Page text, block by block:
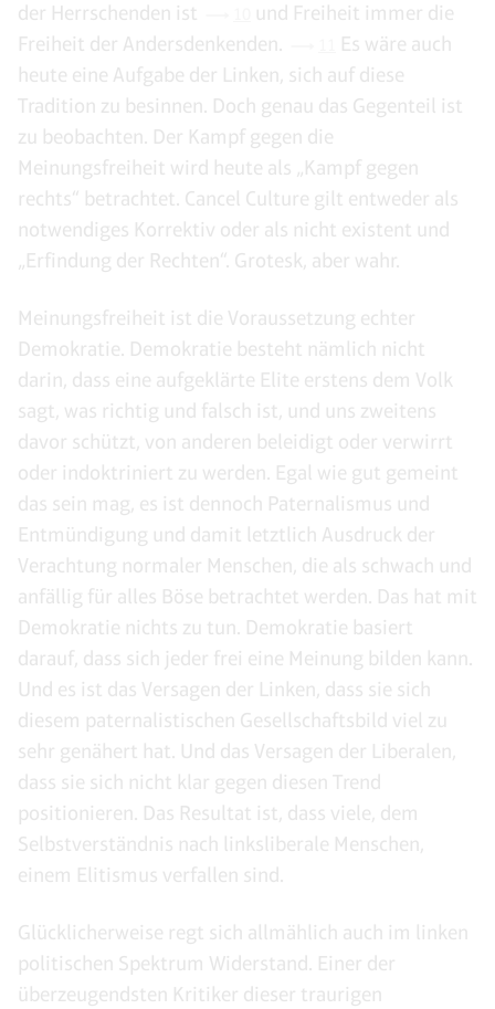
der Herrschenden ist
und Freiheit immer die
Freiheit der Andersdenkenden.
Es wäre auch
heute eine Aufgabe der Linken, sich auf diese
Tradition zu besinnen. Doch genau das Gegenteil ist
zu beobachten. Der Kampf gegen die
Meinungsfreiheit wird heute als „Kampf gegen
rechts“ betrachtet. Cancel Culture gilt entweder als
notwendiges Korrektiv oder als nicht existent und
„Erfindung der Rechten“. Grotesk, aber wahr.
Meinungsfreiheit ist die Voraussetzung echter
Demokratie. Demokratie besteht nämlich nicht
darin, dass eine aufgeklärte Elite erstens dem Volk
sagt, was richtig und falsch ist, und uns zweitens
davor schützt, von anderen beleidigt oder verwirrt
oder indoktriniert zu werden. Egal wie gut gemeint
das sein mag, es ist dennoch Paternalismus und
Entmündigung und damit letztlich Ausdruck der
Verachtung normaler Menschen, die als schwach und
anfällig für alles Böse betrachtet werden. Das hat mit
Demokratie nichts zu tun. Demokratie basiert
darauf, dass sich jeder frei eine Meinung bilden kann.
Und es ist das Versagen der Linken, dass sie sich
diesem paternalistischen Gesellschaftsbild viel zu
sehr genähert hat. Und das Versagen der Liberalen,
dass sie sich nicht klar gegen diesen Trend
positionieren. Das Resultat ist, dass viele, dem
Selbstverständnis nach linksliberale Menschen,
einem Elitismus verfallen sind.
Glücklicherweise regt sich allmählich auch im linken
politischen Spektrum Widerstand. Einer der
überzeugendsten Kritiker dieser traurigen